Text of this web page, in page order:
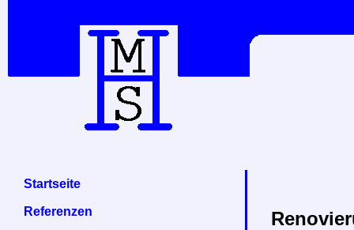
Startseite
Referenzen